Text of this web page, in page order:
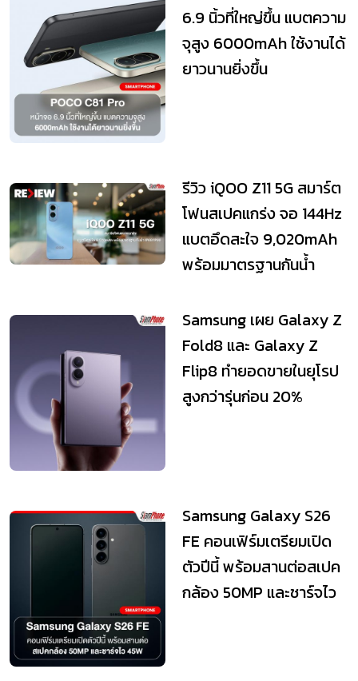
6.9 นิ้วที่ใหญ่ขึ้น แบตความ
จุสูง 6000mAh ใช้งานได้
ยาวนานยิ่งขึ้น
รีวิว iQOO Z11 5G สมาร์ต
โฟนสเปคแกร่ง จอ 144Hz
แบตอึดสะใจ 9,020mAh
พร้อมมาตรฐานกันน้ำ
Samsung เผย Galaxy Z
Fold8 และ Galaxy Z
Flip8 ทำยอดขายในยุโรป
สูงกว่ารุ่นก่อน 20%
Samsung Galaxy S26
FE คอนเฟิร์มเตรียมเปิด
ตัวปีนี้ พร้อมสานต่อสเปค
กล้อง 50MP และชาร์จไว